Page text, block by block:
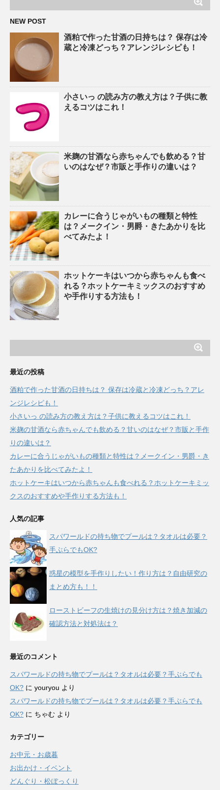
NEW POST
酒粕で作った甘酒の日持ちは？ 保存は冷
蔵と冷凍どっち？アレンジレシピも！
小さいっ の読み方の教え方は？子供に教
えるコツはこれ！
米麹の甘酒なら赤ちゃんでも飲める？甘
いのはなぜ？市販と手作りの違いは？
カレーに合うじゃがいもの種類と特性
は？メークイン・男爵・きたあかりを比
べてみたよ！
ホットケーキはいつから赤ちゃんも食べ
れる？ホットケーキミックスのおすすめ
や手作りする方法も！
最近の投稿
酒粕で作った甘酒の日持ちは？ 保存は冷蔵と冷凍どっち？アレ
ンジレシピも！
小さいっ の読み方の教え方は？子供に教えるコツはこれ！
米麹の甘酒なら赤ちゃんでも飲める？甘いのはなぜ？市販と手作
りの違いは？
カレーに合うじゃがいもの種類と特性は？メークイン・男爵・き
たあかりを比べてみたよ！
ホットケーキはいつから赤ちゃんも食べれる？ホットケーキミッ
クスのおすすめや手作りする方法も！
人気の記事
スパワールドの持ち物でプールは？タオルは必要？
手ぶらでもOK?
惑星の模型を手作りしたい！作り方は？自由研究の
まとめ方も！！
ローストビーフの生焼けの見分け方は？焼き加減の
確認方法と対処法は？
最近のコメント
スパワールドの持ち物でプールは？タオルは必要？手ぶらでも
OK? に youryou より
スパワールドの持ち物でプールは？タオルは必要？手ぶらでも
OK? に ちゃむ より
カテゴリー
お中元・お歳暮
お出かけ・イベント
どんぐり・松ぼっくり